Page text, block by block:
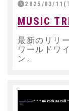
2025/03/
MUSIC
最新のリリ
ワールドワ
ン。